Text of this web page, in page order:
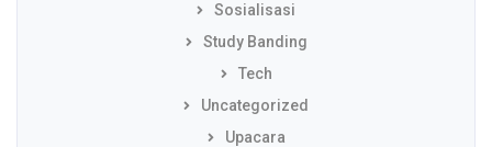
Sosialisasi
Study Banding
Tech
Uncategorized
Upacara